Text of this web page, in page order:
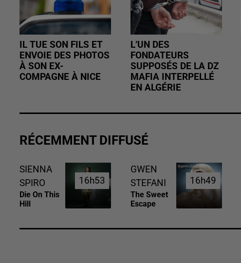
IL TUE SON FILS ET
ENVOIE DES PHOTOS
À SON EX-
COMPAGNE À NICE
L’UN DES
FONDATEURS
SUPPOSÉS DE LA DZ
MAFIA INTERPELLÉ
EN ALGÉRIE
RÉCEMMENT DIFFUSÉ
SIENNA
SPIRO
Die On This
Hill
16h53
16h53
GWEN
STEFANI
The Sweet
Escape
16h49
16h49